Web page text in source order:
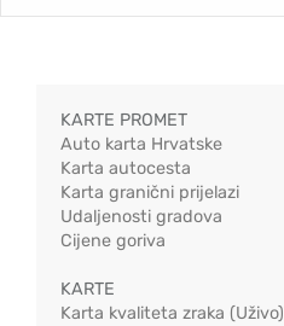
KARTE PROMET
Auto karta Hrvatske
Karta autocesta
Karta granični prijelazi
Udaljenosti gradova
Cijene goriva
KARTE
Karta kvaliteta zraka (Uživo)